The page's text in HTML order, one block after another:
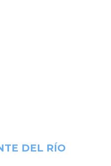
DEL RÍO